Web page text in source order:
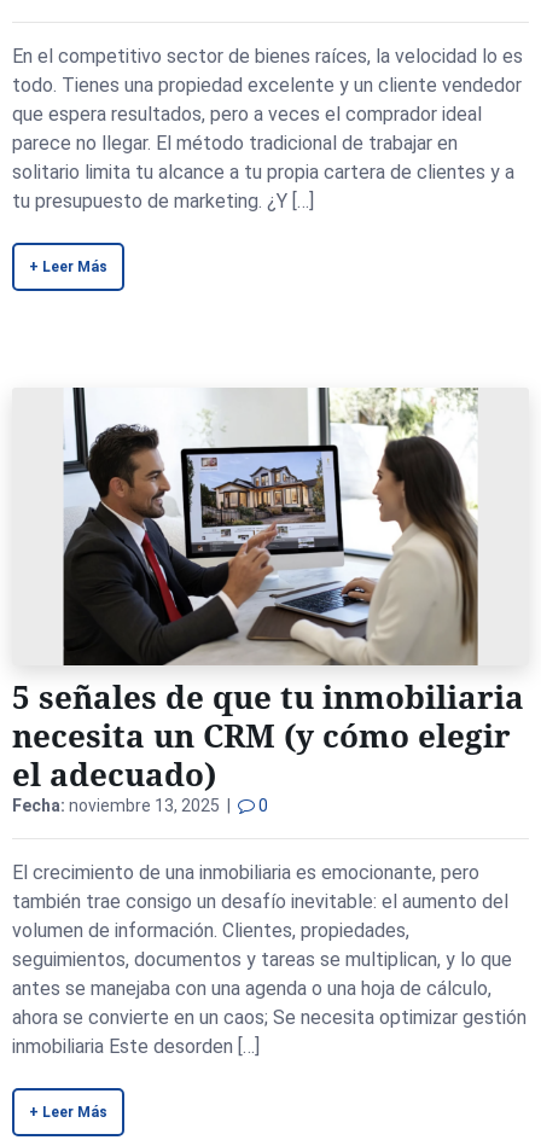
En el competitivo sector de bienes raíces, la velocidad lo es
todo. Tienes una propiedad excelente y un cliente vendedor
que espera resultados, pero a veces el comprador ideal
parece no llegar. El método tradicional de trabajar en
solitario limita tu alcance a tu propia cartera de clientes y a
tu presupuesto de marketing. ¿Y […]
+ Leer Más
5 señales de que tu inmobiliaria
necesita un CRM (y cómo elegir
el adecuado)
Fecha: noviembre 13, 2025 | 0
El crecimiento de una inmobiliaria es emocionante, pero
también trae consigo un desafío inevitable: el aumento del
volumen de información. Clientes, propiedades,
seguimientos, documentos y tareas se multiplican, y lo que
antes se manejaba con una agenda o una hoja de cálculo,
ahora se convierte en un caos; Se necesita optimizar gestión
inmobiliaria Este desorden […]
+ Leer Más